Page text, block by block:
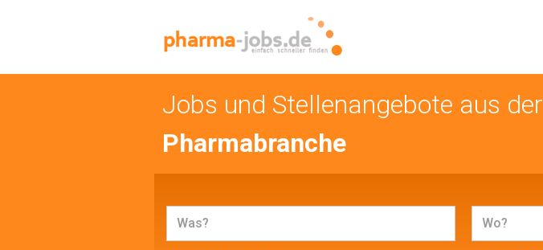
Jobs und Stellenangebote aus der
Pharmabranche